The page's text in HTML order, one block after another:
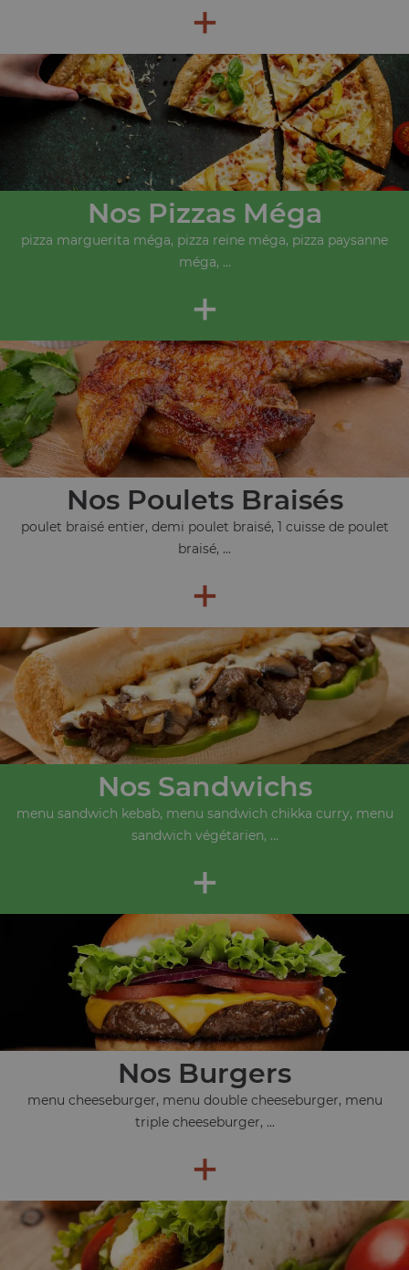
+
Nos Pizzas Méga
pizza marguerita méga, pizza reine méga, pizza paysanne
méga, ...
+
Nos Poulets Braisés
poulet braisé entier, demi poulet braisé, 1 cuisse de poulet
braisé, ...
+
Nos Sandwichs
menu sandwich kebab, menu sandwich chikka curry, menu
sandwich végétarien, ...
+
Nos Burgers
menu cheeseburger, menu double cheeseburger, menu
triple cheeseburger, ...
+